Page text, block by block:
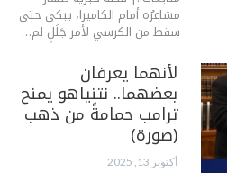
مشاعرُه أمام الكاميرا، يبكي حتى
سقط من الكرسي لأمر جَلَلٍ لم…
لأنهما يعرفان
بعضهما.. نتنياهو يمنح
ترامب حمامةً من ذهب
(صورة)
أكتوبر 13, 2025